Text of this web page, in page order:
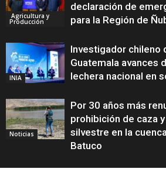
Agricultura y
Producción
declaración de
para la Región de
INIA
Investigador chileno
Guatemala avances
lechera nacional en
Noticias
Por 30 años más
prohibición de caza
silvestre en la
Batuco